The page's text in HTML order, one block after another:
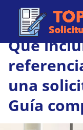
Qué
una
Guía